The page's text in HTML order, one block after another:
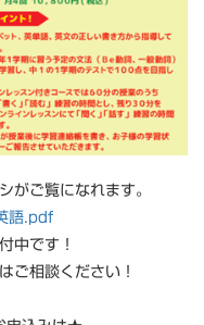
がご覧になれます。
語.pdf
中です！
ご相談ください！